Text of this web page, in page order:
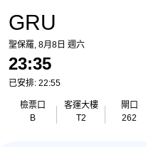
GRU
聖保羅, 8月8日 週六
23:35
已安排: 22:55
檢票口
B
客運大樓
T2
閘口
262